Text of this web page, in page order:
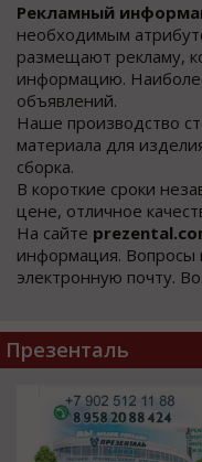
Рекламный
необходимым
размещают рекламу,
информацию.
объявлений.
Наше производство
материала для
сборка.
В короткие сроки
цене, отличное
На сайте
информация. Вопросы
электронную почту.
Презенталь